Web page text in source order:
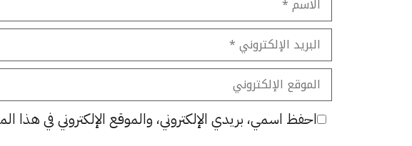
البريد
الإلكتروني
الموقع
الإلكتروني
احفظ اسمي، بريدي الإلكتروني، والموقع الإلكتروني في هذا